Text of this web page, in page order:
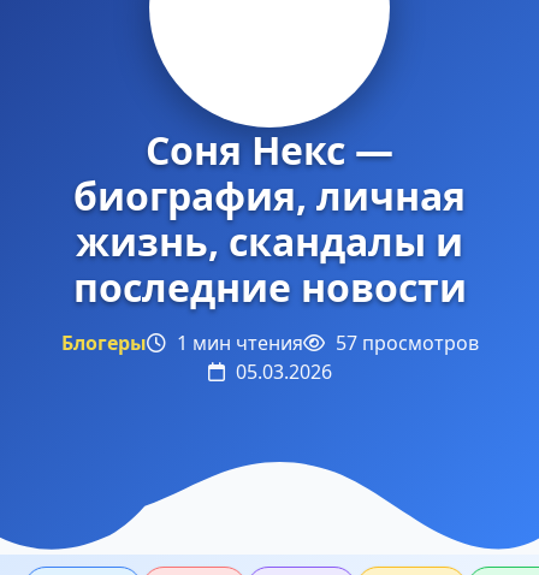
Соня Некс —
биография, личная
жизнь, скандалы и
последние новости
Блогеры 1 мин чтения
57 просмотров
05.03.2026